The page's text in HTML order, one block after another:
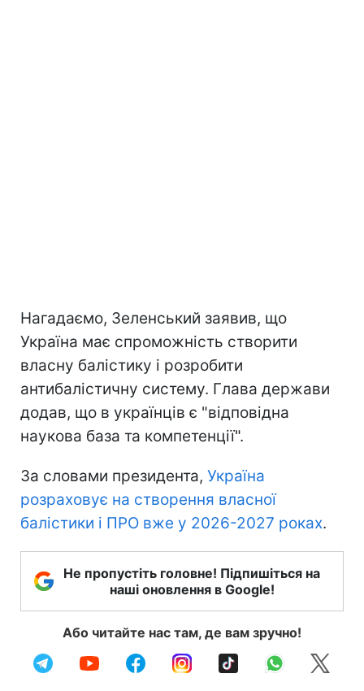
Нагадаємо, Зеленський заявив, що
Україна має спроможність створити
власну балістику і розробити
антибалістичну систему. Глава держави
додав, що в українців є "відповідна
наукова база та компетенції".
За словами президента, Україна
розраховує на створення власної
балістики і ПРО вже у 2026-2027 роках.
Не пропустіть головне! Підпишіться на
наші оновлення в Google!
Або читайте нас там, де вам зручно!